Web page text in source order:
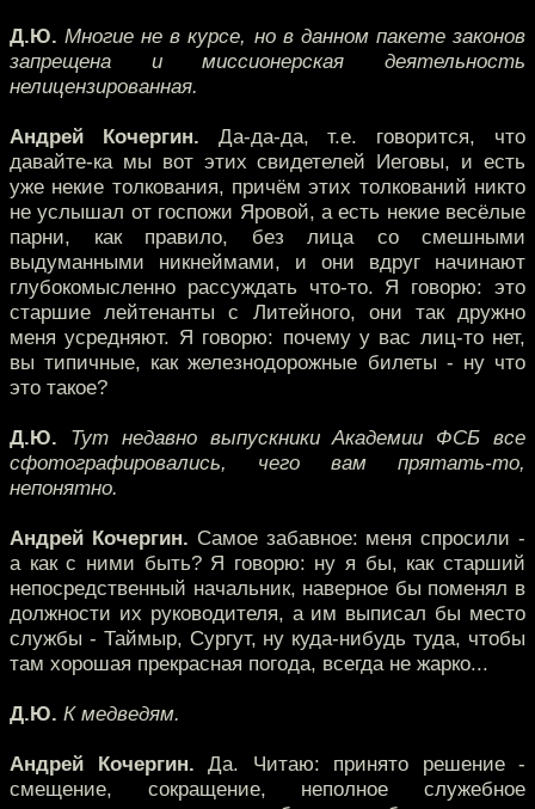
Д.Ю. Многие не в курсе, но в данном пакете законов
запрещена и миссионерская деятельность
нелицензированная.
Андрей Кочергин. Да-да-да, т.е. говорится, что
давайте-ка мы вот этих свидетелей Иеговы, и есть
уже некие толкования, причём этих толкований никто
не услышал от госпожи Яровой, а есть некие весёлые
парни, как правило, без лица со смешными
выдуманными никнеймами, и они вдруг начинают
глубокомысленно рассуждать что-то. Я говорю: это
старшие лейтенанты с Литейного, они так дружно
меня усредняют. Я говорю: почему у вас лиц-то нет,
вы типичные, как железнодорожные билеты - ну что
это такое?
Д.Ю. Тут недавно выпускники Академии ФСБ все
сфотографировались, чего вам прятать-то,
непонятно.
Андрей Кочергин. Самое забавное: меня спросили -
а как с ними быть? Я говорю: ну я бы, как старший
непосредственный начальник, наверное бы поменял в
должности их руководителя, а им выписал бы место
службы - Таймыр, Сургут, ну куда-нибудь туда, чтобы
там хорошая прекрасная погода, всегда не жарко...
Д.Ю. К медведям.
Андрей Кочергин. Да. Читаю: принято решение -
смещение, сокращение, неполное служебное